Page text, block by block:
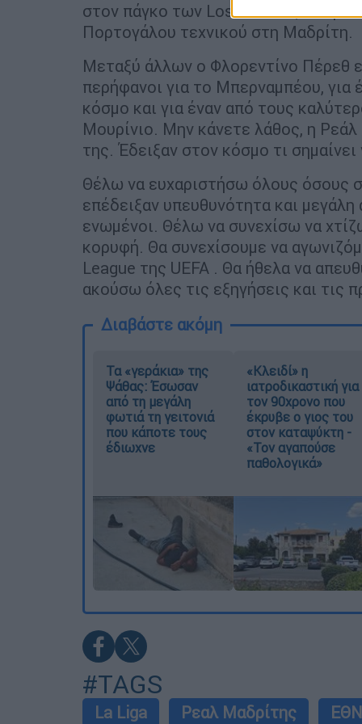
στον πάγκο των Los Blancos, 13
Πορτογάλου τεχνικού στη Μαδρίτη.
Μεταξύ άλλων ο Φλορεντίνο Πέρεθ
περήφανοι για το Μπερναμπέου,
κόσμο και για έναν από τους
Μουρίνιο. Μην κάνετε λάθος, η Ρεάλ
της. Έδειξαν στον κόσμο τι
Θέλω να ευχαριστήσω όλους όσους
επέδειξαν υπευθυνότητα και
ενωμένοι. Θέλω να συνεχίσω να
κορυφή. Θα συνεχίσουμε να
League της UEFA . Θα ήθελα να
ακούσω όλες τις εξηγήσεις και τις
Διαβάστε ακόμη
Τα «γεράκια» της
Ψάθας: Έσωσαν
από τη μεγάλη
φωτιά τη γειτονιά
που κάποτε τους
έδιωχνε
«Κλειδί» η
ιατροδικαστική για
τον 90χρονο που
έκρυβε ο γιος του
στον καταψύκτη -
«Τον αγαπούσε
παθολογικά»
#TAGS
La Liga Ρεαλ Μαδρίτης